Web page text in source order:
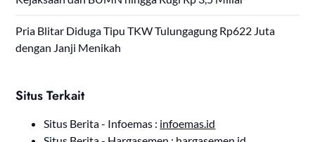
Pria Blitar Diduga Tipu TKW Tulungagung Rp622 Juta
dengan Janji Menikah
Situs Terkait
Situs Berita - Infoemas : infoemas.id